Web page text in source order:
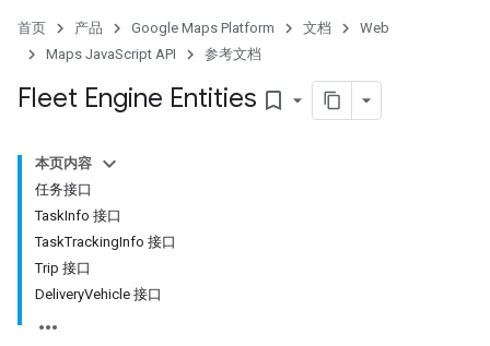
首页 产品 Google Maps Platform 文档
Web
Maps JavaScript API
参考文档
Fleet Engine Entities bookmark_border
本页内容
任务接口
TaskInfo 接口
TaskTrackingInfo 接口
Trip 接口
DeliveryVehicle 接口